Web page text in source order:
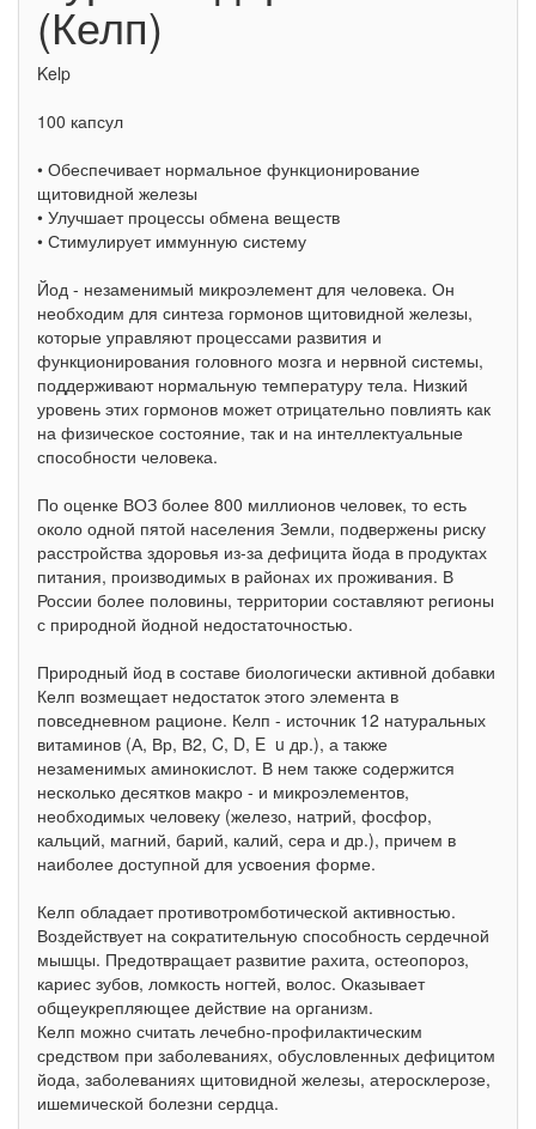
(Келп)
Kelp
100 капсул
• Обеспечивает нормальное функционирование
щитовидной железы
• Улучшает процессы обмена веществ
• Стимулирует иммунную систему
Йод - незаменимый микроэлемент для человека. Он
необходим для синтеза гормонов щитовидной железы,
которые управляют процессами развития и
функционирования головного мозга и нервной системы,
поддерживают нормальную температуру тела. Низкий
уровень этих гормонов может отрицательно повлиять как
на физическое состояние, так и на интеллектуальные
способности человека.
По оценке ВОЗ более 800 миллионов человек, то есть
около одной пятой населения Земли, подвержены риску
расстройства здоровья из-за дефицита йода в продуктах
питания, производимых в районах их проживания. В
России более половины, территории составляют регионы
с природной йодной недостаточностью.
Природный йод в составе биологически активной добавки
Келп возмещает недостаток этого элемента в
повседневном рационе. Келп - источник 12 натуральных
витаминов (А, Вр, В2, C, D, E u др.), а также
незаменимых аминокислот. В нем также содержится
несколько десятков макро - и микроэлементов,
необходимых человеку (железо, натрий, фосфор,
кальций, магний, барий, калий, сера и др.), причем в
наиболее доступной для усвоения форме.
Келп обладает противотромботической активностью.
Воздействует на сократительную способность сердечной
мышцы. Предотвращает развитие рахита, остеопороз,
кариес зубов, ломкость ногтей, волос. Оказывает
общеукрепляющее действие на организм.
Келп можно считать лечебно-профилактическим
средством при заболеваниях, обусловленных дефицитом
йода, заболеваниях щитовидной железы, атеросклерозе,
ишемической болезни сердца.